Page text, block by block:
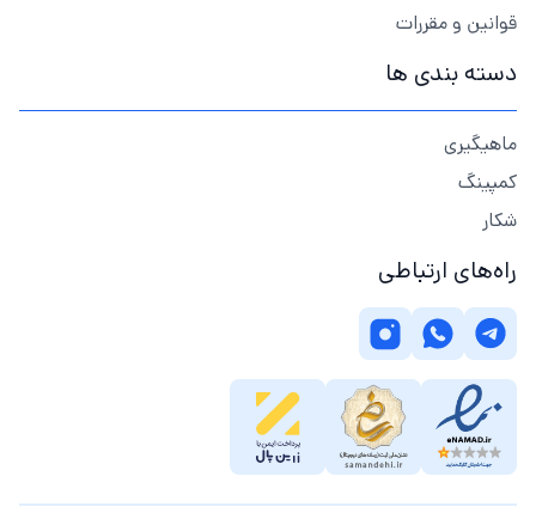
قوانین و مقررات
دسته بندی ها
ماهیگیری
کمپینگ
شکار
راه‌های ارتباطی